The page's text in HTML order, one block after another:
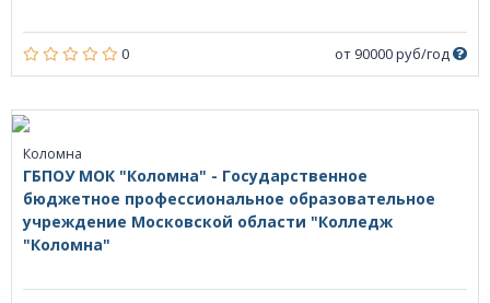
0 от 90000 руб/год
Коломна
ГБПОУ МОК "Коломна" - Государственное
бюджетное профессиональное образовательное
учреждение Московской области "Колледж
"Коломна"